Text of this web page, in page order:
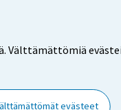
Välttämättömiä
evästeet
Yhteystiedot Palaute